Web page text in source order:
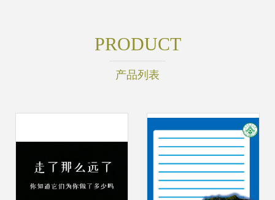
PRODUCT
产品列表